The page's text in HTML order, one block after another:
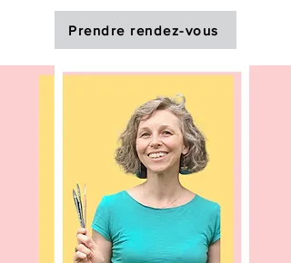
Prendre rendez-vous